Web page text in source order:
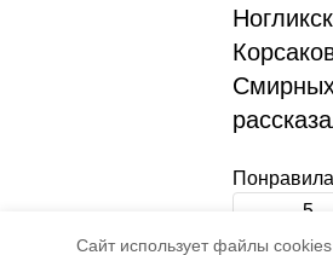
Cайт использует файлы
5